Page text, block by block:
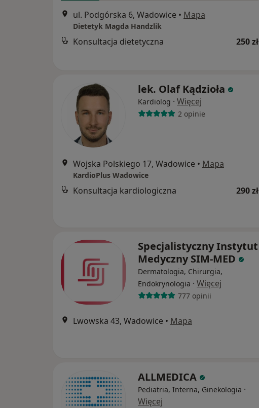
ul. Podgórska 6, Wadowice • Mapa
Dietetyk Magda Handzlik
Konsultacja dietetyczna 250 zł
lek. Olaf Kądzioła
Kardiolog · Więcej
2 opinie
Wojska Polskiego 17, Wadowice • Mapa
KardioPlus Wadowice
Konsultacja kardiologiczna 290 zł
Specjalistyczny Instytut
Medyczny SIM-MED
Dermatologia, Chirurgia,
Endokrynologia · Więcej
777 opinii
Lwowska 43, Wadowice • Mapa
ALLMEDICA
Pediatria, Interna, Ginekologia ·
Więcej